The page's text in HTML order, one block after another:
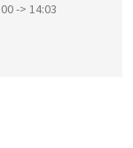
-> 14:03